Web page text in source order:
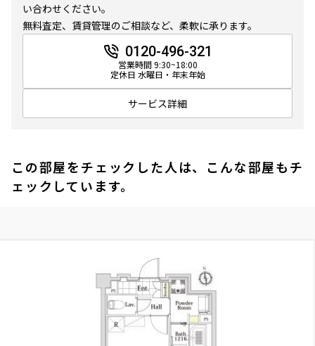
い合わせください。
無料査定、賃貸管理のご相談など、柔軟に承ります。
0120-496-321
営業時間 9:30~18:00
定休日 水曜日・年末年始
サービス詳細
この部屋をチェックした人は、こんな部屋もチ
ェックしています。